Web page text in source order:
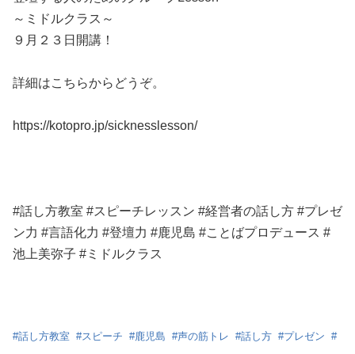
～ミドルクラス～
９月２３日開講！
詳細はこちらからどうぞ。
https://kotopro.jp/sicknesslesson/
#話し方教室 #スピーチレッスン #経営者の話し方 #プレゼ
ン力 #言語化力 #登壇力 #鹿児島 #ことばプロデュース #
池上美弥子 #ミドルクラス
#話し方教室 #スピーチ #鹿児島 #声の筋トレ #話し方 #プレゼン #